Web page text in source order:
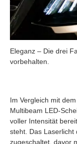
Eleganz – Die drei
vorbehalten.
Im Vergleich mit dem
Multibeam LED-
voller Intensität
steht. Das Laserlicht
zugeschaltet, davor